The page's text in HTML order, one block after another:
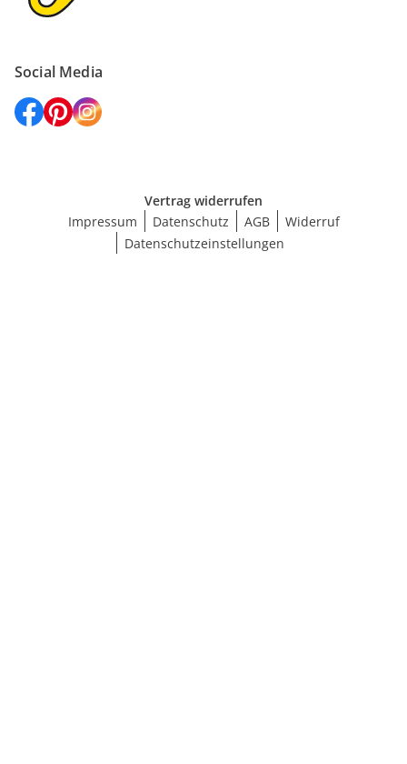
Social Media
Vertrag widerrufen
Impressum
Datenschutz AGB
Widerruf
Datenschutzeinstellungen